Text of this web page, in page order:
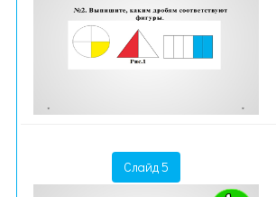
Слайд 5